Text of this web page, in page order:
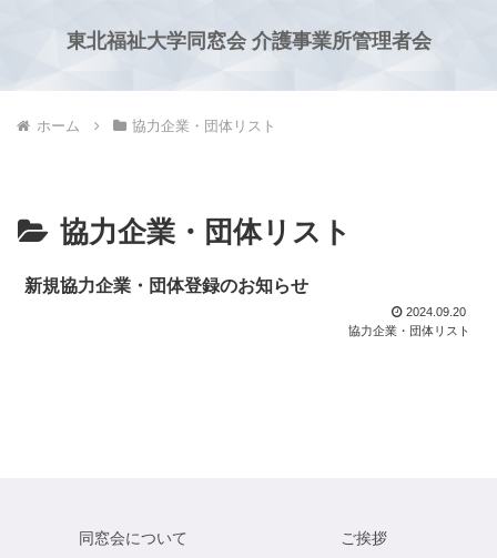
東北福祉大学同窓会 介護事業所管理者会
ホーム 協力企業・団体リスト
協力企業・団体リスト
新規協力企業・団体登録のお知らせ
2024.09.20
協力企業・団体リスト
同窓会について
ご挨拶